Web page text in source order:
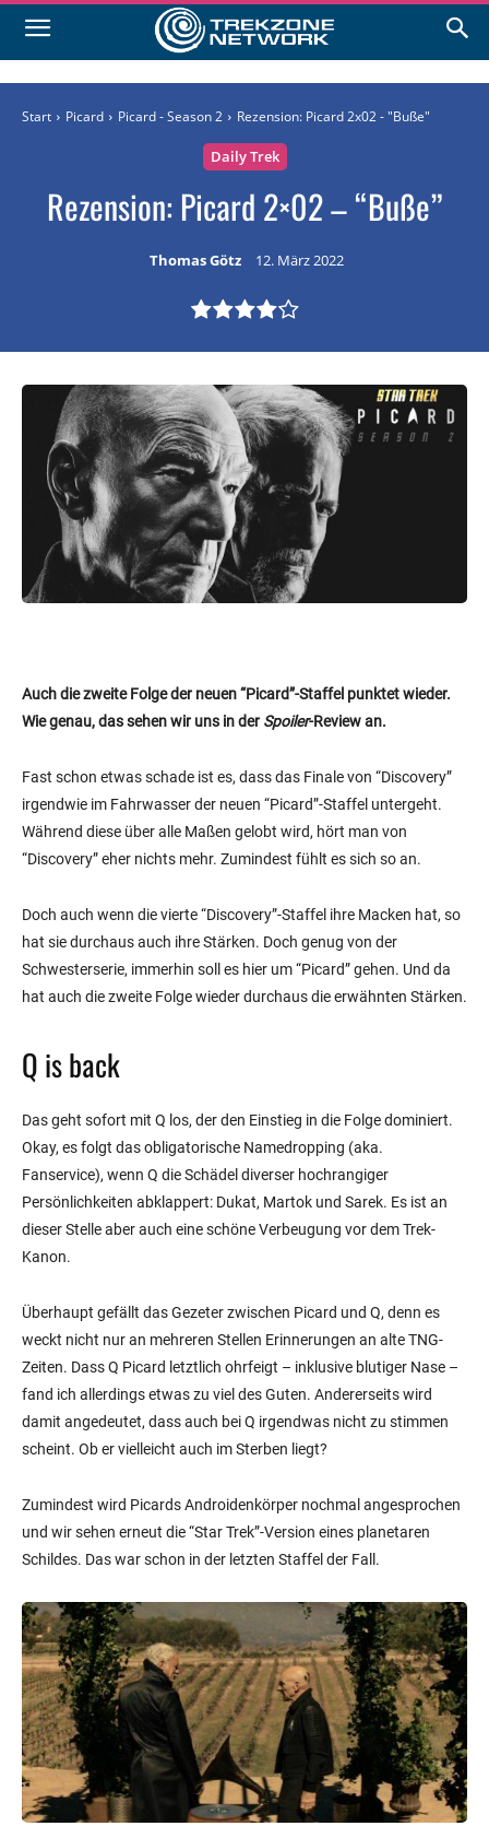
Start Picard Picard - Season 2 Rezension: Picard 2x02 - "Buße"
Daily Trek
Rezension: Picard 2×02 – “Buße”
Thomas Götz 12. März 2022
Auch die zweite Folge der neuen “Picard”-Staffel punktet wieder.
Wie genau, das sehen wir uns in der Spoiler-Review an.
Fast schon etwas schade ist es, dass das Finale von “Discovery”
irgendwie im Fahrwasser der neuen “Picard”-Staffel untergeht.
Während diese über alle Maßen gelobt wird, hört man von
“Discovery” eher nichts mehr. Zumindest fühlt es sich so an.
Doch auch wenn die vierte “Discovery”-Staffel ihre Macken hat, so
hat sie durchaus auch ihre Stärken. Doch genug von der
Schwesterserie, immerhin soll es hier um “Picard” gehen. Und da
hat auch die zweite Folge wieder durchaus die erwähnten Stärken.
Q is back
Das geht sofort mit Q los, der den Einstieg in die Folge dominiert.
Okay, es folgt das obligatorische Namedropping (aka.
Fanservice), wenn Q die Schädel diverser hochrangiger
Persönlichkeiten abklappert: Dukat, Martok und Sarek. Es ist an
dieser Stelle aber auch eine schöne Verbeugung vor dem Trek-
Kanon.
Überhaupt gefällt das Gezeter zwischen Picard und Q, denn es
weckt nicht nur an mehreren Stellen Erinnerungen an alte TNG-
Zeiten. Dass Q Picard letztlich ohrfeigt – inklusive blutiger Nase –
fand ich allerdings etwas zu viel des Guten. Andererseits wird
damit angedeutet, dass auch bei Q irgendwas nicht zu stimmen
scheint. Ob er vielleicht auch im Sterben liegt?
Zumindest wird Picards Androidenkörper nochmal angesprochen
und wir sehen erneut die “Star Trek”-Version eines planetaren
Schildes. Das war schon in der letzten Staffel der Fall.